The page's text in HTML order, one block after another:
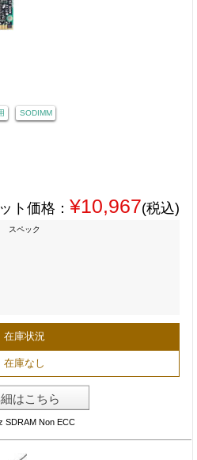
SODIMM
ト価格： ¥10,967(税込)
スペック
在庫状況
在庫なし
はこちら
SDRAM Non ECC